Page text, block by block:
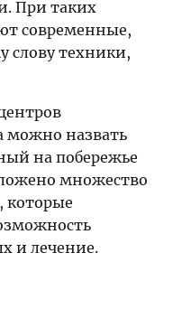
При таких
современные,
слову техники,
можно назвать
на побережье
множество
которые
и лечение.